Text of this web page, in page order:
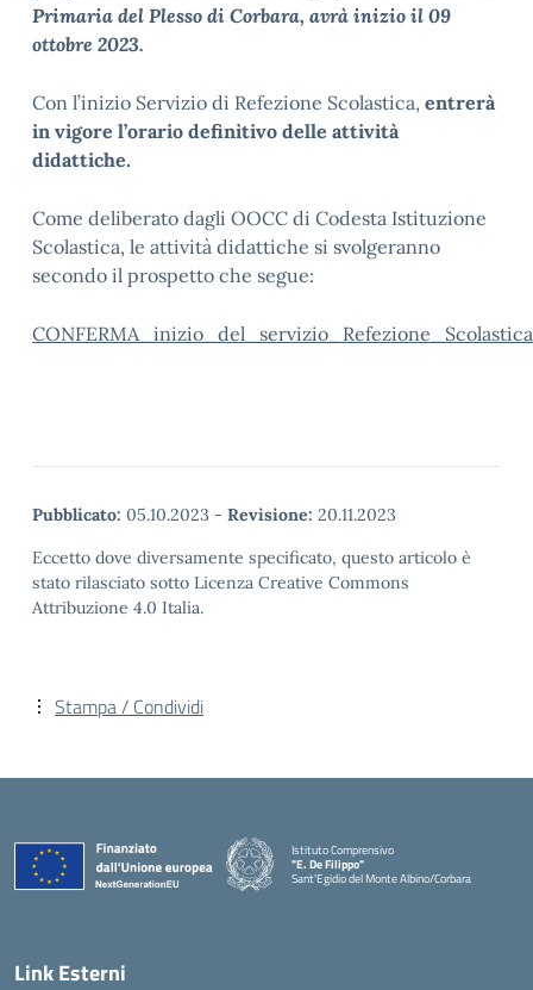
Primaria del Plesso di Corbara, avrà inizio il 09
ottobre 2023.
Con l’inizio Servizio di Refezione Scolastica, entrerà
in vigore l’orario definitivo delle attività
didattiche.
Come deliberato dagli OOCC di Codesta Istituzione
Scolastica, le attività didattiche si svolgeranno
secondo il prospetto che segue:
Pubblicato: 05.10.2023 - Revisione: 20.11.2023
Eccetto dove diversamente specificato, questo articolo è
stato rilasciato sotto Licenza Creative Commons
Attribuzione 4.0 Italia.
Stampa / Condividi
Istituto Comprensivo
"E. De Filippo"
Sant'Egidio del Monte Albino/Corbara
Link Esterni